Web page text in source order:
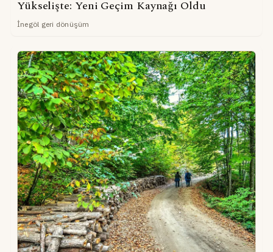
Yükselişte: Yeni Geçim Kaynağı Oldu
İnegöl geri dönüşüm